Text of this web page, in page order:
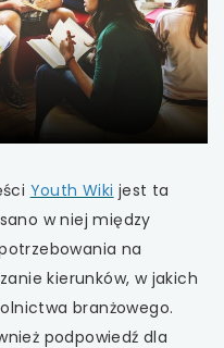
się w nowej karcie
się w nowej karcie
otwiera się w nowej karcie
się w nowej karcie
się w nowej karcie
się w nowej karcie
Youth Wiki uwaga,
link
otwiera
się
w
nowej
jest ta
w niej między
na
kierunków, w jakich
branżowego.
podpowiedź dla